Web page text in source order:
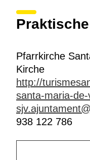
Pfarrkirche
Kirche
http://
santa-maria-
938 122 786